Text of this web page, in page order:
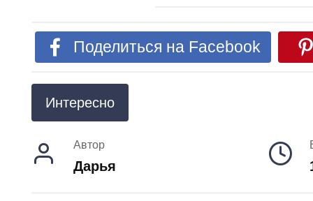
Поделиться на Facebook
Интересно
Автор
Дарья